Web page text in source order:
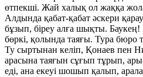
өтпекші. Жай халық ол жаққа
Алдында қабат-қабат әскери
бұзып, біреу алға шықты.
бөркі, қолында таяғы. Тура бюро
Ту сыртынан келіп, Қонаев пен
арасына таяғын сұғып тұрып,
еді, ана екеуі шошып қалып,